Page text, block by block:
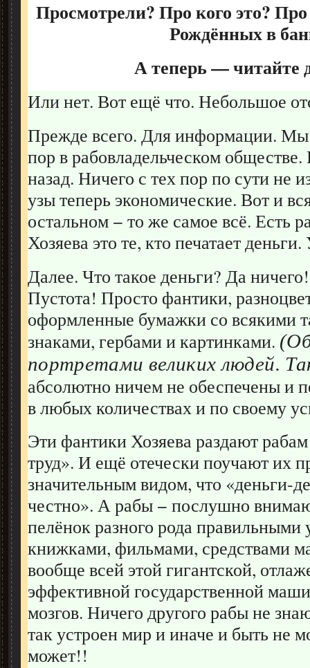
Просмотрели? Про кого это?
Рождённых в
А теперь — читайте
Или нет. Вот ещё что. Небольшое
Прежде всего. Для информации.
пор в рабовладельческом
назад. Ничего с тех пор по сути не
узы теперь экономические. Вот и
остальном − то же самое всё. Есть
Хозяева это те, кто печатает
Далее. Что такое деньги? Да
Пустота! Просто фантики,
оформленные бумажки со всякими
знаками, гербами и картинками.
портретами великих людей.
абсолютно ничем не обеспечены и
в любых количествах и по своему
Эти фантики Хозяева раздают
труд». И ещё отечески поучают их
значительным видом, что «деньги-
честно». А рабы − послушно
пелёнок разного рода правильными
книжками, фильмами, средствами
вообще всей этой гигантской,
эффективной государственной
мозгов. Ничего другого рабы не
так устроен мир и иначе и быть не
может!!